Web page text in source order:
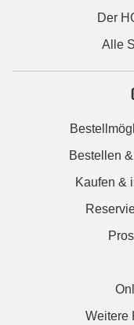
Der
Alle
Bestellen
Kaufen &
Weitere